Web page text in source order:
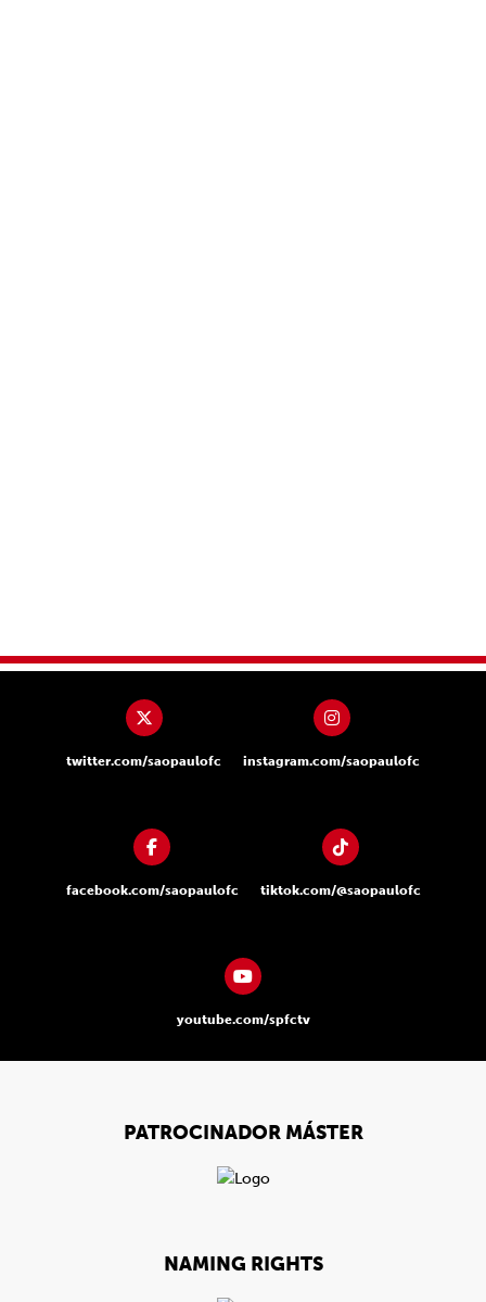
twitter.com/saopaulofc instagram.com/saopaulofc
facebook.com/saopaulofc tiktok.com/@saopaulofc
youtube.com/spfctv
PATROCINADOR MÁSTER
NAMING RIGHTS